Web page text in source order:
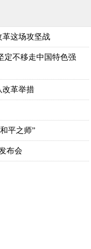
革这场攻坚战
定不移走中国特色强
改革举措
平之师”
布会